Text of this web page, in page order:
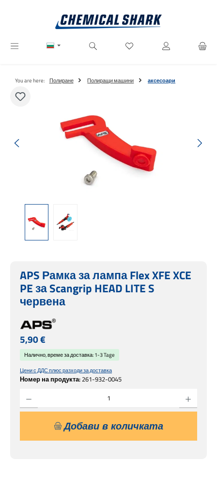
Имате 0 артикули от
You are here: Полиране Полиращи машини аксесоари
Пропуснете галерия с изображения
APS Рамка за лампа Flex XFE XCE
PE за Scangrip HEAD LITE S
червена
Редовна цена:
5,90 €
Цени с ДДС плюс разходи за доставка
Номер на продукта:261-932-0045
Налично, време за доставка: 1-3 Tage
Добави в количката